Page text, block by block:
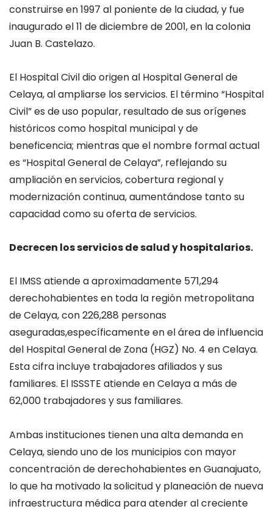
construirse en 1997 al poniente de la ciudad,y fue
inaugurado el 11 de diciembre de 2001, en la colonia
Juan B. Castelazo.
El Hospital Civildio origen al Hospital General de
Celaya, al ampliarse los servicios. El término “Hospital
Civil” es de uso popular, resultado de sus orígenes
históricos como hospital municipal y de
beneficencia; mientras que el nombre formal actual
es “Hospital General de Celaya”, reflejando su
ampliación en servicios, cobertura regional y
modernización continua, aumentándose tanto su
capacidad como su oferta de servicios.
Decrecen los servicios de salud y hospitalarios.
El IMSS atiende a aproximadamente 571,294
derechohabientes en toda la región metropolitana
de Celaya, con 226,288 personas
aseguradas,específicamente en el área de influencia
del Hospital General de Zona (HGZ) No. 4 en Celaya.
Esta cifra incluye trabajadores afiliados y sus
familiares. El ISSSTE atiende en Celaya a más de
62,000 trabajadores y sus familiares.
Ambas instituciones tienen una alta demanda en
Celaya, siendo uno de los municipios con mayor
concentración de derechohabientes en Guanajuato,
lo que ha motivado la solicitud y planeación de nueva
infraestructura médica para atender al creciente